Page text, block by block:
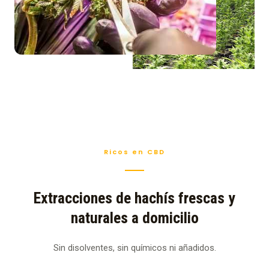
Ricos en CBD
Extracciones de hachís frescas y
naturales a domicilio
Sin disolventes, sin químicos ni añadidos.